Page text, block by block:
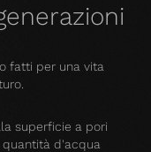
fatti per una vita
superficie a pori
quantità d'acqua